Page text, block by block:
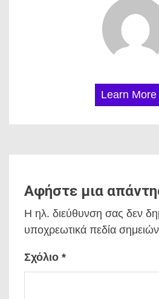
Learn
Αφήστε μια
Η ηλ. διεύθυνση σας δεν
υποχρεωτικά πεδία
Σχόλιο *